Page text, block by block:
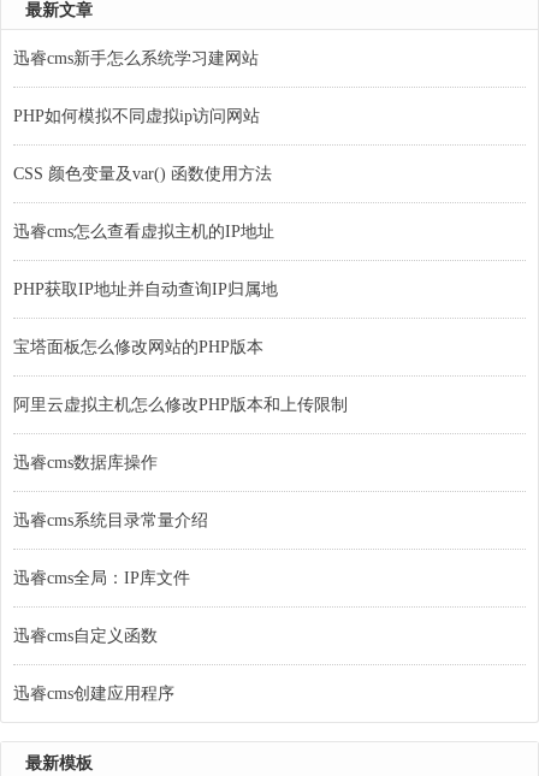
最新文章
迅睿cms新手怎么系统学习建网站
PHP如何模拟不同虚拟ip访问网站
CSS 颜色变量及var() 函数使用方法
迅睿cms怎么查看虚拟主机的IP地址
PHP获取IP地址并自动查询IP归属地
宝塔面板怎么修改网站的PHP版本
阿里云虚拟主机怎么修改PHP版本和上传限制
迅睿cms数据库操作
迅睿cms系统目录常量介绍
迅睿cms全局：IP库文件
迅睿cms自定义函数
迅睿cms创建应用程序
最新模板